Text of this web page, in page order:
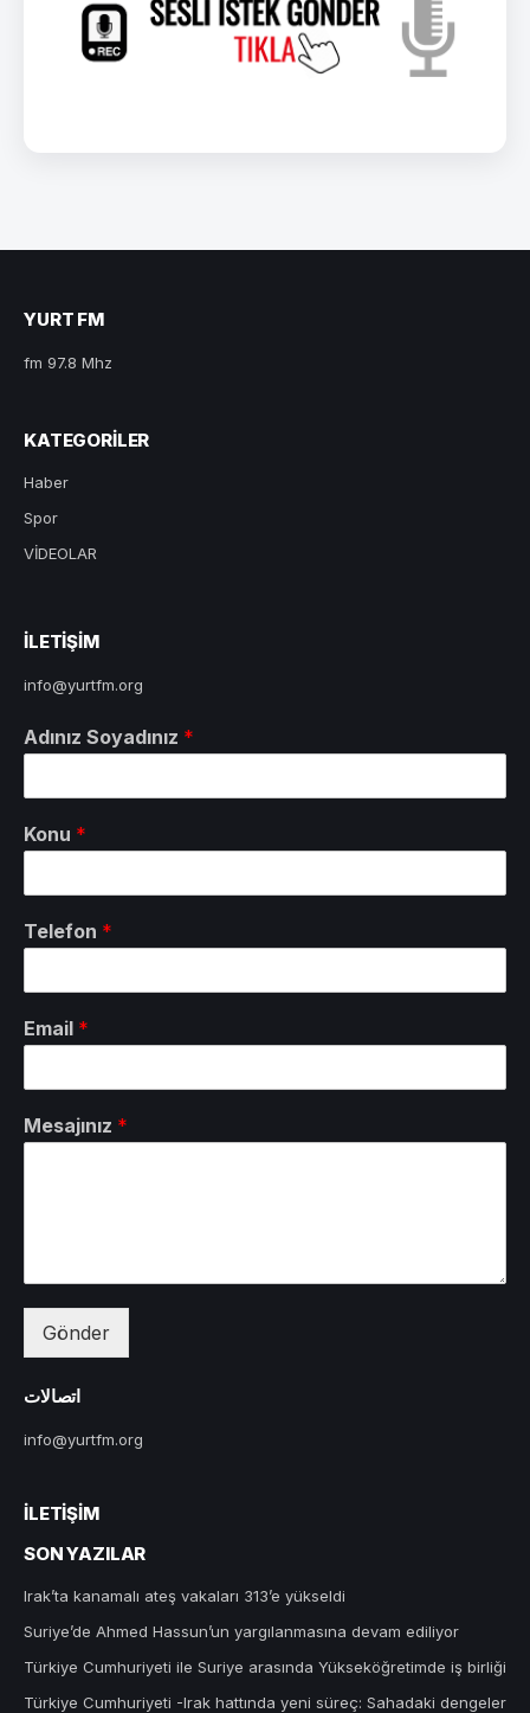
YURT FM
fm 97.8 Mhz
KATEGORILER
Haber
Spor
VİDEOLAR
ILETIŞIM
info@yurtfm.org
Adınız Soyadınız *
Konu *
Telefon *
Email *
Mesajınız *
Gönder
اتصالات
info@yurtfm.org
İLETIŞIM
SON YAZILAR
Irak’ta kanamalı ateş vakaları 313’e yükseldi
Suriye’de Ahmed Hassun’un yargılanmasına devam ediliyor
Türkiye Cumhuriyeti ile Suriye arasında Yükseköğretimde iş birliği
Türkiye Cumhuriyeti -Irak hattında yeni süreç: Sahadaki dengeler